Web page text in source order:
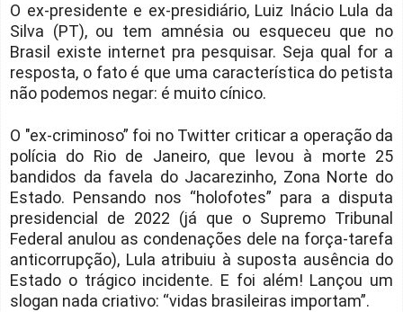
O ex-presidente e ex-presidiário, Luiz Inácio Lula da
Silva (PT), ou tem amnésia ou esqueceu que no
Brasil existe internet pra pesquisar. Seja qual for a
resposta, o fato é que uma característica do petista
não podemos negar: é muito cínico.
O "ex-criminoso” foi no Twitter criticar a operação da
polícia do Rio de Janeiro, que levou à morte 25
bandidos da favela do Jacarezinho, Zona Norte do
Estado. Pensando nos “holofotes” para a disputa
presidencial de 2022 (já que o Supremo Tribunal
Federal anulou as condenações dele na força-tarefa
anticorrupção), Lula atribuiu à suposta ausência do
Estado o trágico incidente. E foi além! Lançou um
slogan nada criativo: “vidas brasileiras importam”.